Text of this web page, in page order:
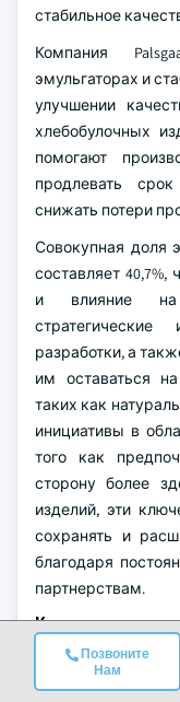
Позвоните
Нам
стабильное
Компания
эмульгаторах и
улучшении
хлебобулочных
помогают
продлевать
снижать потери
Совокупная доля
составляет
и влияние на
разработки, а
им оставаться
таких как
инициативы в
того как
сторону более
изделий, эти
сохранять и
благодаря
партнерствам.
Компании
замороженных
Основные